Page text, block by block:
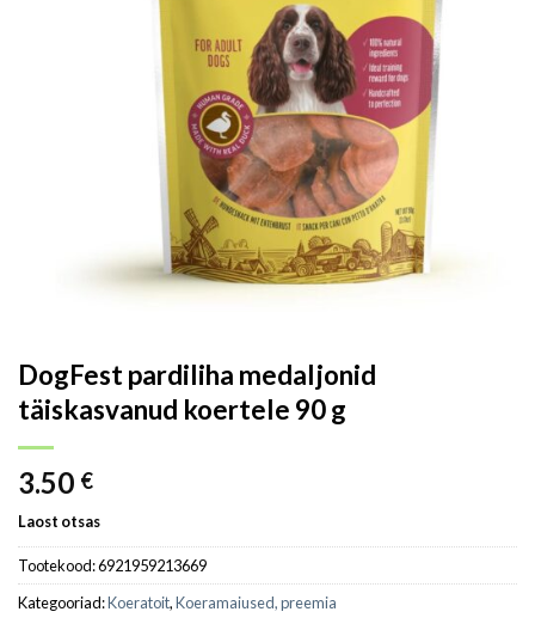
DogFest pardiliha medaljonid
täiskasvanud koertele 90 g
3.50 €
Laost otsas
Tootekood:6921959213669
Kategooriad:Koeratoit,Koeramaiused, preemia